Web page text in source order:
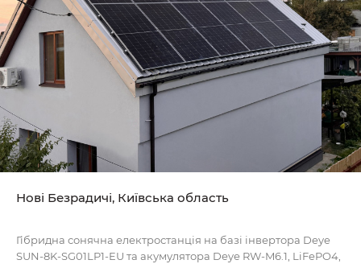
Нові Безрадичі, Київська область
Гібридна сонячна електростанція на базі інвертора Deye
SUN-8K-SG01LP1-EU та акумулятора Deye RW-M6.1, LiFePO4,